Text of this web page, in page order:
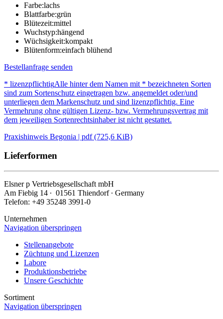
Farbe:lachs
Blattfarbe:grün
Blütezeit:mittel
Wuchstyp:hängend
Wüchsigkeit:kompakt
Blütenform:einfach blühend
Bestellanfrage senden
* lizenzpflichtigAlle hinter dem Namen mit * bezeichneten Sorten
sind zum Sortenschutz eingetragen bzw. angemeldet oder/und
unterliegen dem Markenschutz und sind lizenzpflichtig. Eine
Vermehrung ohne gültigen Lizenz- bzw. Vermehrungsvertrag mit
dem jeweiligen Sortenrechtsinhaber ist nicht gestattet.
Praxishinweis Begonia | pdf (725,6 KiB)
Lieferformen
Elsnerp Vertriebsgesellschaft mbH
Am Fiebig 14 ∙ 01561 Thiendorf ∙ Germany
Telefon: +49 35248 3991-0
Unternehmen
Navigation überspringen
Stellenangebote
Züchtung und Lizenzen
Labore
Produktionsbetriebe
Unsere Geschichte
Sortiment
Navigation überspringen